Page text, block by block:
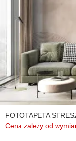
FOTOTAPETA
Cena zależy od